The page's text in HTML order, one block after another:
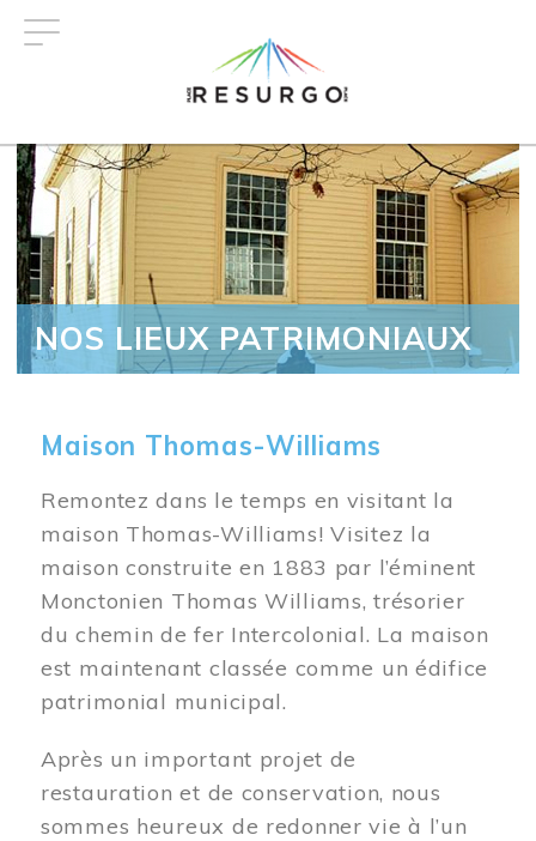
NOS LIEUX PATRIMONIAUX
Maison Thomas-Williams
Remontez dans le temps en visitant la
maison Thomas-Williams! Visitez la
maison construite en 1883 par l’éminent
Monctonien Thomas Williams, trésorier
du chemin de fer Intercolonial. La maison
est maintenant classée comme un édifice
patrimonial municipal.
Après un important projet de
restauration et de conservation, nous
sommes heureux de redonner vie à l’un